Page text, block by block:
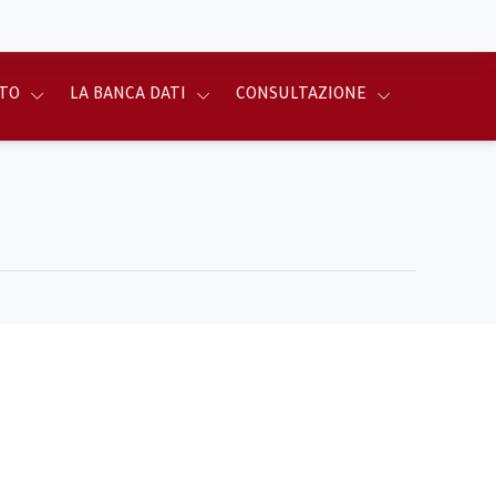
LA BANCA DATI CONSULTAZIONE